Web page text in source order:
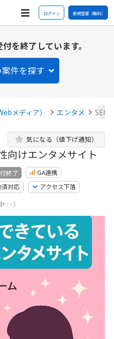
ログイン 新規登録（無料）
を終了しています。
件を探す
メディア） エンタメ SEO
向けエンタメサイト
気になる（値下げ通知）
終了
GA連携
済対応 アクセス下落
: - ）